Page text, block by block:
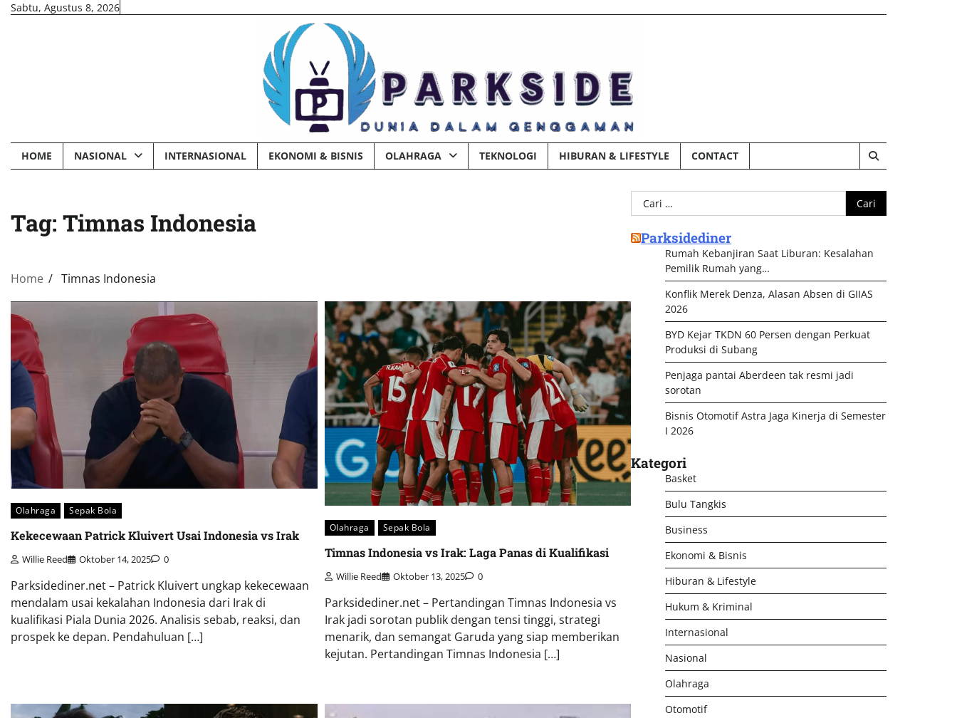
SkipSabtu, Agustus 8, 2026
HOME NASIONAL INTERNASIONAL EKONOMI & BISNIS OLAHRAGA TEKNOLOGI HIBURAN & LIFESTYLE CONTACT
Tag: Timnas Indonesia
Home Timnas Indonesia
Olahraga Sepak Bola
Kekecewaan Patrick Kluivert Usai Indonesia vs Irak
Willie Reed Oktober 14, 2025 0
Parksidediner.net – Patrick Kluivert ungkap kekecewaan
mendalam usai kekalahan Indonesia dari Irak di
kualifikasi Piala Dunia 2026. Analisis sebab, reaksi, dan
prospek ke depan. Pendahuluan […]
Olahraga Sepak Bola
Timnas Indonesia vs Irak: Laga Panas di Kualifikasi
Willie Reed Oktober 13, 2025 0
Parksidediner.net – Pertandingan Timnas Indonesia vs
Irak jadi sorotan publik dengan tensi tinggi, strategi
menarik, dan semangat Garuda yang siap memberikan
kejutan. Pertandingan Timnas Indonesia […]
Cari
untuk:
Parksidediner
Rumah Kebanjiran Saat Liburan: Kesalahan
Pemilik Rumah yang…
Konflik Merek Denza, Alasan Absen di GIIAS
2026
BYD Kejar TKDN 60 Persen dengan Perkuat
Produksi di Subang
Penjaga pantai Aberdeen tak resmi jadi
sorotan
Bisnis Otomotif Astra Jaga Kinerja di Semester
I 2026
Kategori
Basket
Bulu Tangkis
Business
Ekonomi & Bisnis
Hiburan & Lifestyle
Hukum & Kriminal
Internasional
Nasional
Olahraga
Otomotif